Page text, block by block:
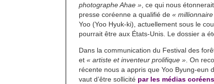
photographe Ahae », ce qui nous
presse coréenne a qualifié de «
Yoo (Yoo Hyuk-ki), actuellement sous le
pourrait être aux États-Unis. Le dossier a
Dans la communication du Festival des
et « artiste et inventeur prolifique ». On
récente nous a appris que Yoo Byung-eun
vaut d’être sollicité par les médias coréens